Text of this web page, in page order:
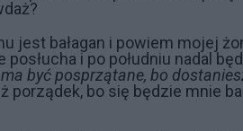
jest bałagan i powiem mojej
posłucha i po południu nadal
być posprzątane, bo
porządek, bo się będzie mnie